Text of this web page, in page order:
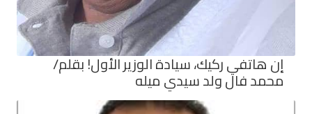
إن هاتفي ركيك، سيادة الوزير الأول! بقلم/
محمد فال ولد سيدي ميله